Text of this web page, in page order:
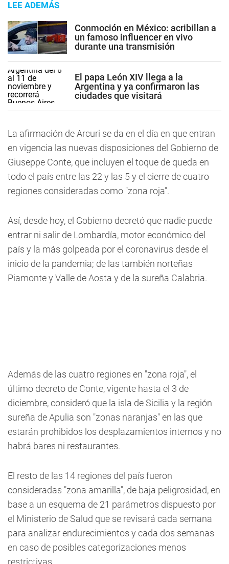
LEE ADEMÁS
Conmoción en México: acribillan a
un famoso influencer en vivo
durante una transmisión
El papa León XIV llega a la
Argentina y ya confirmaron las
ciudades que visitará
La afirmación de Arcuri se da en el día en que entran
en vigencia las nuevas disposiciones del Gobierno de
Giuseppe Conte, que incluyen el toque de queda en
todo el país entre las 22 y las 5 y el cierre de cuatro
regiones consideradas como "zona roja".
Así, desde hoy, el Gobierno decretó que nadie puede
entrar ni salir de Lombardía, motor económico del
país y la más golpeada por el coronavirus desde el
inicio de la pandemia; de las también norteñas
Piamonte y Valle de Aosta y de la sureña Calabria.
Además de las cuatro regiones en "zona roja", el
último decreto de Conte, vigente hasta el 3 de
diciembre, consideró que la isla de Sicilia y la región
sureña de Apulia son "zonas naranjas" en las que
estarán prohibidos los desplazamientos internos y no
habrá bares ni restaurantes.
El resto de las 14 regiones del país fueron
consideradas "zona amarilla", de baja peligrosidad, en
base a un esquema de 21 parámetros dispuesto por
el Ministerio de Salud que se revisará cada semana
para analizar endurecimientos y cada dos semanas
en caso de posibles categorizaciones menos